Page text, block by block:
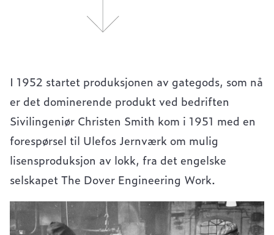
I 1952 startet produksjonen av gategods, som nå
er det dominerende produkt ved bedriften
Sivilingeniør Christen Smith kom i 1951 med en
forespørsel til Ulefos Jernværk om mulig
lisensproduksjon av lokk, fra det engelske
selskapet The Dover Engineering Work.